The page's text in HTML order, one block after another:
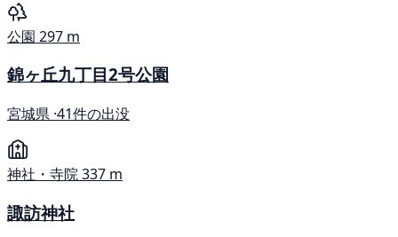
公園 297 m
錦ヶ丘九丁目2号公園
宮城県 ·41件の出没
神社・寺院337 m
諏訪神社